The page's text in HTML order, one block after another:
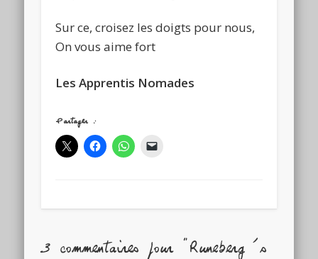
Sur ce, croisez les doigts pour nous,
On vous aime fort
Les Apprentis Nomades
Partager :
3 commentaires pour "Runeberg’s